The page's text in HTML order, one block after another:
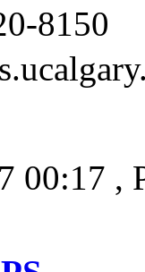
8150
00:17 ,